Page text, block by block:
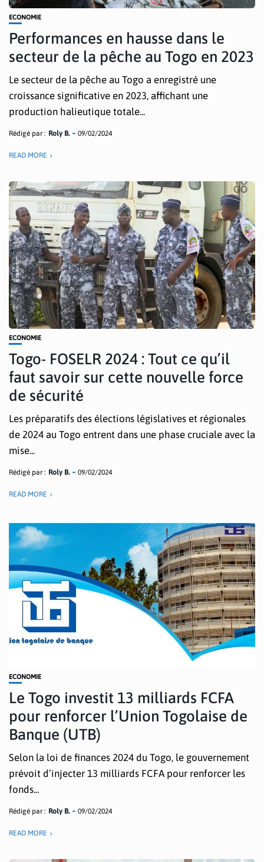
ECONOMIE
Performances en hausse dans le
secteur de la pêche au Togo en 2023
Le secteur de la pêche au Togo a enregistré une
croissance significative en 2023, affichant une
production halieutique totale...
Rédigé par : Roly B. 09/02/2024
READ MORE
ECONOMIE
Togo- FOSELR 2024 : Tout ce qu’il
faut savoir sur cette nouvelle force
de sécurité
Les préparatifs des élections législatives et régionales
de 2024 au Togo entrent dans une phase cruciale avec la
mise...
Rédigé par : Roly B. 09/02/2024
READ MORE
ECONOMIE
Le Togo investit 13 milliards FCFA
pour renforcer l’Union Togolaise de
Banque (UTB)
Selon la loi de finances 2024 du Togo, le gouvernement
prévoit d’injecter 13 milliards FCFA pour renforcer les
fonds...
Rédigé par : Roly B. 09/02/2024
READ MORE